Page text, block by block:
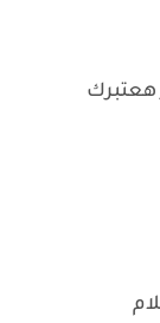
هعتبرك